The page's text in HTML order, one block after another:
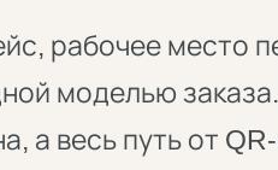
рабочее место
моделью
а весь путь от